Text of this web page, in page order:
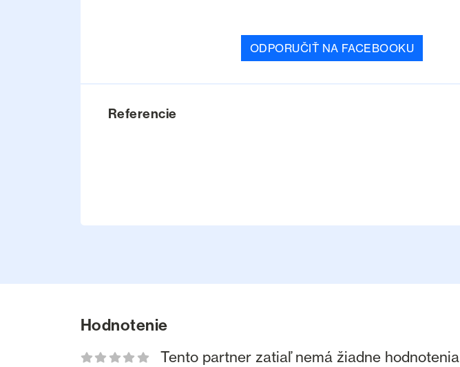
ODPORUČIŤ NA FACEBOOKU
Referencie
Hodnotenie
Tento partner zatiaľ nemá žiadne hodnotenia